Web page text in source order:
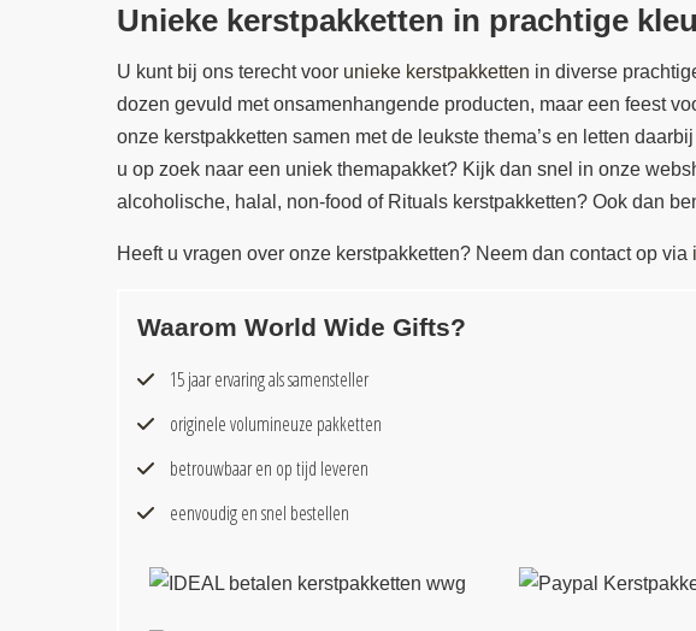
Unieke kerstpakketten in prachtige
U kunt bij ons terecht voor unieke kerstpakketten in diverse
dozen gevuld met onsamenhangende producten, maar een feest
onze kerstpakketten samen met de leukste thema’s en letten
u op zoek naar een uniek themapakket? Kijk dan snel in onze
alcoholische, halal, non-food of Rituals kerstpakketten? Ook dan
Heeft u vragen over onze kerstpakketten? Neem dan contact op via
Waarom World Wide Gifts?
15 jaar ervaring als samensteller
originele volumineuze pakketten
betrouwbaar en op tijd leveren
eenvoudig en snel bestellen